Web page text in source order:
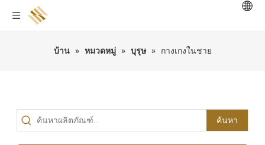
บ้าน » หมวดหมู่ » บุรุษ » กางเกงในชาย
ค้นหา